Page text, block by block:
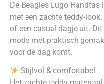
De Beagles Lugo Handtas
met een zachte teddy-
of een casual dagje uit.
mode met praktisch
voor de dag komt.
Stijlvol & comfortabel